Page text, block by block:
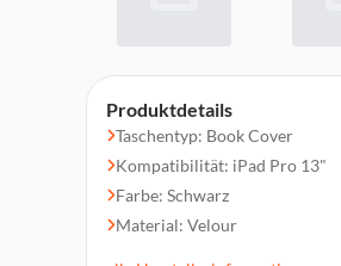
Produktdetails
Taschentyp: Book Cover
Kompatibilität: iPad Pro 13"
Farbe: Schwarz
Material: Velour